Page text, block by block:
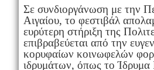
Σε συνδιοργάνωση με την
Αιγαίου, το φεστιβάλ
ευρύτερη στήριξη της
επιβραβεύεται από την
κορυφαίων κοινωφελών
ιδρυμάτων, όπως το